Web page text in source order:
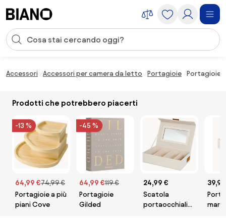
Input della ricerca
Accessori Accessori per camera da letto Portagioie Portagioie
Prodotti che potrebbero piacerti
-13 %
64,99 €74,99 €
Portagioie a più
piani Cove
-45 %
64,99 €119 €
Portagioie
Gilded
24,99 €
Scatola
portaocchiali